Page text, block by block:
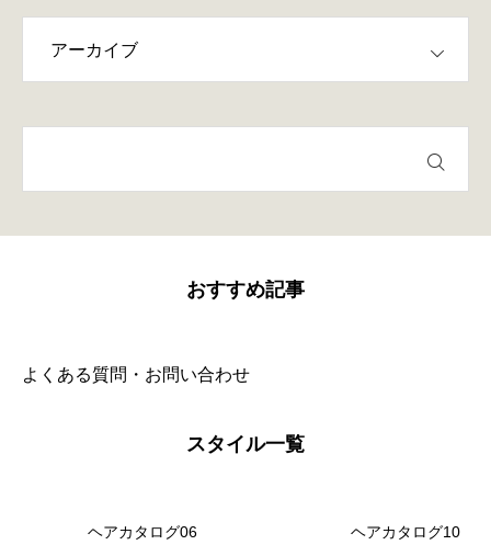
おすすめ記事
よくある質問・お問い合わせ
スタイル一覧
ヘアカタログ06 ヘアカタログ10